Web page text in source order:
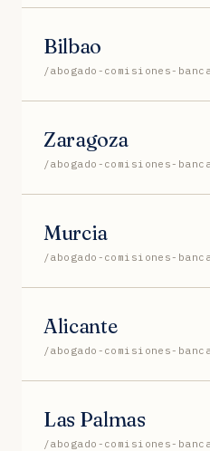
Bilbao
/abogado-comisiones-
Zaragoza
/abogado-comisiones-
Murcia
/abogado-comisiones-
Alicante
/abogado-comisiones-
Las Palmas
/abogado-comisiones-